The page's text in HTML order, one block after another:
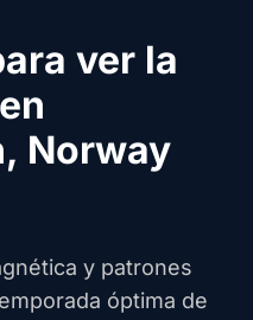
ver la
Norway
y patrones
óptima de